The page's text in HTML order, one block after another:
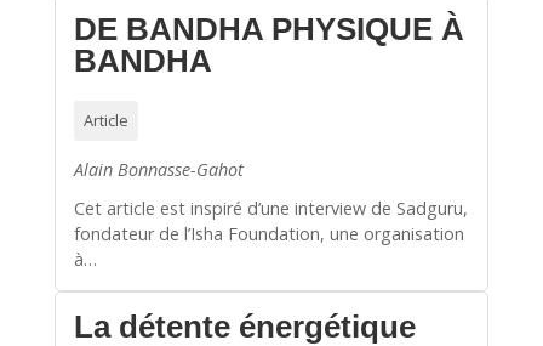
DE BANDHA PHYSIQUE À
BANDHA
Article
Alain Bonnasse-Gahot
Cet article est inspiré d’une interview de Sadguru,
fondateur de l’Isha Foundation, une organisation
à…
La détente énergétique